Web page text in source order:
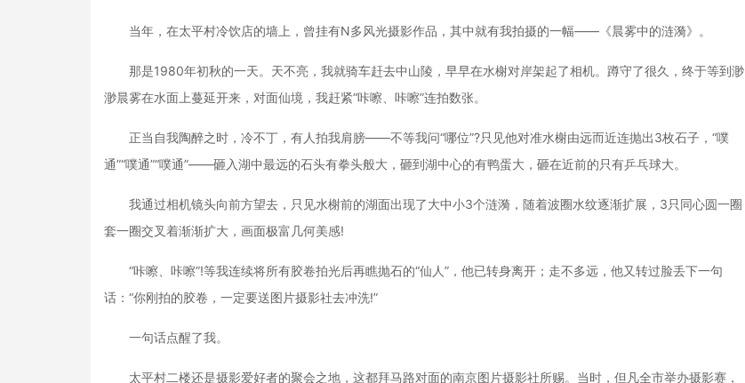
当年，在太平村冷饮店的墙上，曾挂有N多风光摄影作品，其中就有我拍摄的一幅——《晨雾中的涟漪》。
那是1980年初秋的一天。天不亮，我就骑车赶去中山陵，早早在水榭对岸架起了相机。蹲守了很久，终于等到渺
渺晨雾在水面上蔓延开来，对面仙境，我赶紧“咔嚓、咔嚓”连拍数张。
正当自我陶醉之时，冷不丁，有人拍我肩膀——不等我问“哪位”?只见他对准水榭由远而近连抛出3枚石子，“噗
通”“噗通”“噗通”——砸入湖中最远的石头有拳头般大，砸到湖中心的有鸭蛋大，砸在近前的只有乒乓球大。
我通过相机镜头向前方望去，只见水榭前的湖面出现了大中小3个涟漪，随着波圈水纹逐渐扩展，3只同心圆一圈
套一圈交叉着渐渐扩大，画面极富几何美感!
“咔嚓、咔嚓”!等我连续将所有胶卷拍光后再瞧抛石的“仙人”，他已转身离开；走不多远，他又转过脸丢下一句
话：“你刚拍的胶卷，一定要送图片摄影社去冲洗!”
一句话点醒了我。
太平村二楼还是摄影爱好者的聚会之地，这都拜马路对面的南京图片摄影社所赐。当时，但凡全市举办摄影赛，